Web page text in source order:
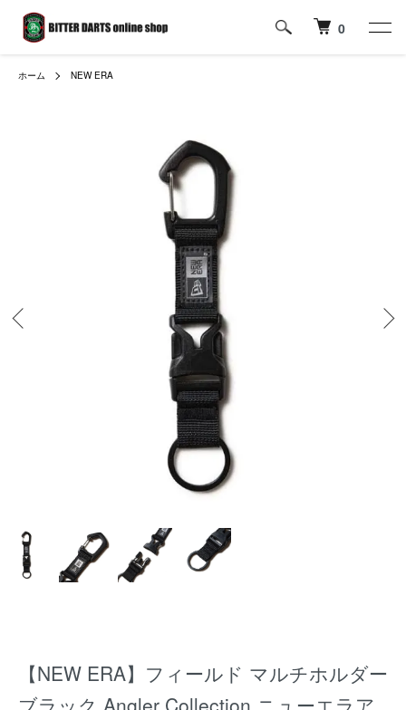
0
ホーム NEW ERA
【NEW ERA】フィールド マルチホルダー
ブラック Angler Collection ニューエラア